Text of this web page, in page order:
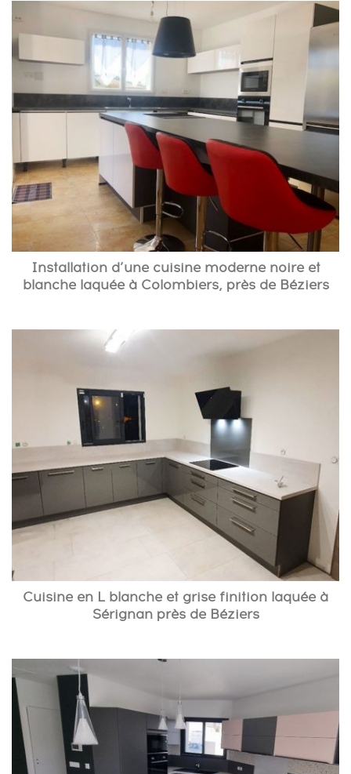
Installation d’une cuisine moderne noire et
blanche laquée à Colombiers, près de Béziers
Cuisine en L blanche et grise finition laquée à
Sérignan près de Béziers